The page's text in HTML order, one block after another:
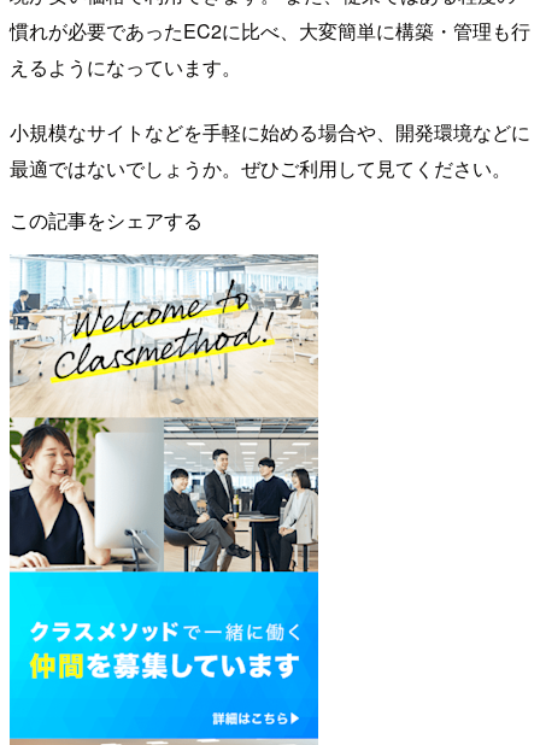
慣れが必要であったEC2に比べ、大変簡単に構築・管理も行
えるようになっています。
小規模なサイトなどを手軽に始める場合や、開発環境などに
最適ではないでしょうか。 ぜひご利用して見てください。
この記事をシェアする